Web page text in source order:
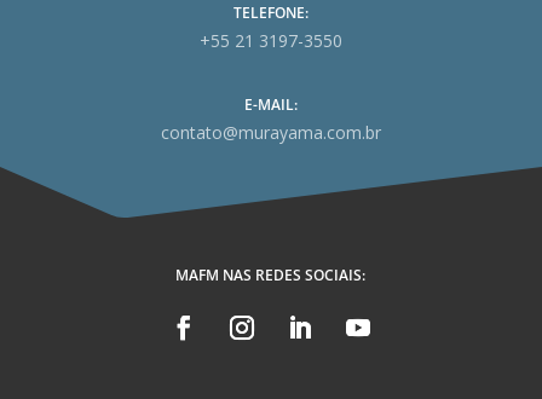
TELEFONE:
+55 21 3197-3550
E-MAIL:
contato@murayama.com.br
MAFM NAS REDES SOCIAIS: